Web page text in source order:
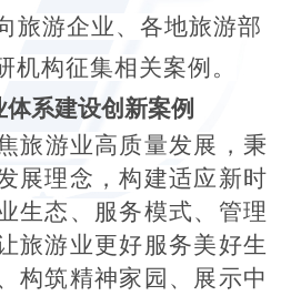
旅游企业、 各地旅游部
机构征集相关案例。
系建设创新案例
旅游业高质量发展，秉
展理念，构建适应新时
生态、服务模式、管理
旅游业更好服务美好生
构筑精神家园、展示中